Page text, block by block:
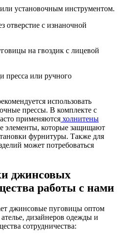
установочным инструментом.
отверстие с изнаночной
на гвоздик с лицевой
или ручного
использовать
прессы. В комплекте с
применяются холнитены
которые защищают
фурнитуры. Также для
может потребоваться
джинсовых
работы с нами
джинсовые пуговицы оптом
дизайнеров одежды и
сотрудничества: